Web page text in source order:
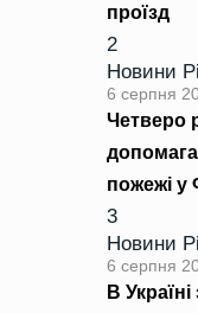
проїзд
2
Новини
6 серпня
Четверо
пожежі у
3
Новини
6 серпня
В